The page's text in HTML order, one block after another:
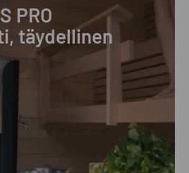
PRO
täydellinen